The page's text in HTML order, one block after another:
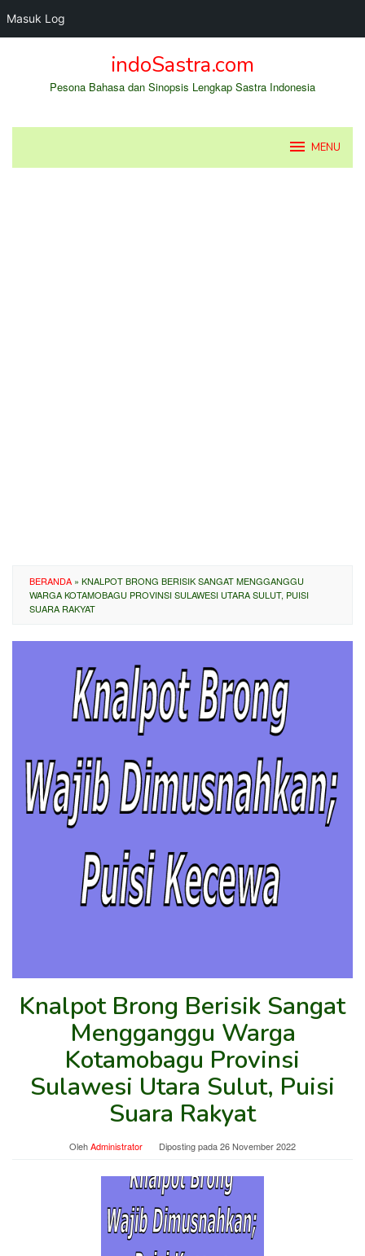
Masuk Log
indoSastra.com
Pesona Bahasa dan Sinopsis Lengkap Sastra Indonesia
MENU
BERANDA » KNALPOT BRONG BERISIK SANGAT MENGGANGGU
WARGA KOTAMOBAGU PROVINSI SULAWESI UTARA SULUT, PUISI
SUARA RAKYAT
Knalpot Brong Berisik Sangat
Mengganggu Warga
Kotamobagu Provinsi
Sulawesi Utara Sulut, Puisi
Suara Rakyat
OlehAdministrator Diposting pada26 November 2022